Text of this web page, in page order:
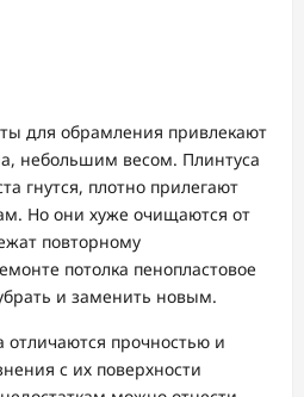
для обрамления привлекают
небольшим весом. Плинтуса
гнутся, плотно прилегают
Но они хуже очищаются от
повторному
потолка пенопластовое
и заменить новым.
отличаются прочностью и
с их поверхности